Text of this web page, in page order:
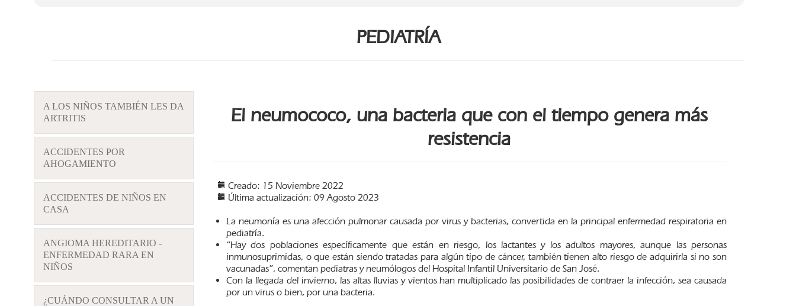
PEDIATRÍA
A LOS NIÑOS TAMBIÉN LES DA
ARTRITIS
ACCIDENTES POR
AHOGAMIENTO
ACCIDENTES DE NIÑOS EN
CASA
ANGIOMA HEREDITARIO -
ENFERMEDAD RARA EN
NIÑOS
¿CUÁNDO CONSULTAR A UN
El neumococo, una bacteria que con el tiempo genera más
resistencia
Creado: 15 Noviembre 2022
Última actualización: 09 Agosto 2023
La neumonía es una afección pulmonar causada por virus y bacterias, convertida en la principal enfermedad respiratoria en
pediatría.
“Hay dos poblaciones específicamente que están en riesgo, los lactantes y los adultos mayores, aunque las personas
inmunosuprimidas, o que están siendo tratadas para algún tipo de cáncer, también tienen alto riesgo de adquirirla si no son
vacunadas”, comentan pediatras y neumólogos del Hospital Infantil Universitario de San José.
Con la llegada del invierno, las altas lluvias y vientos han multiplicado las posibilidades de contraer la infección, sea causada
por un virus o bien, por una bacteria.